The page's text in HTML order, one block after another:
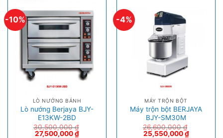
-10%
LÒ NƯỚNG BÁNH
Lò nướng Berjaya BJY-
E13KW-2BD
30,500,000₫
27,500,000₫
-4%
MÁY TRỘN BỘT
Máy trộn bột BERJAYA
BJY-SM30M
26,600,000₫
25,550,000₫